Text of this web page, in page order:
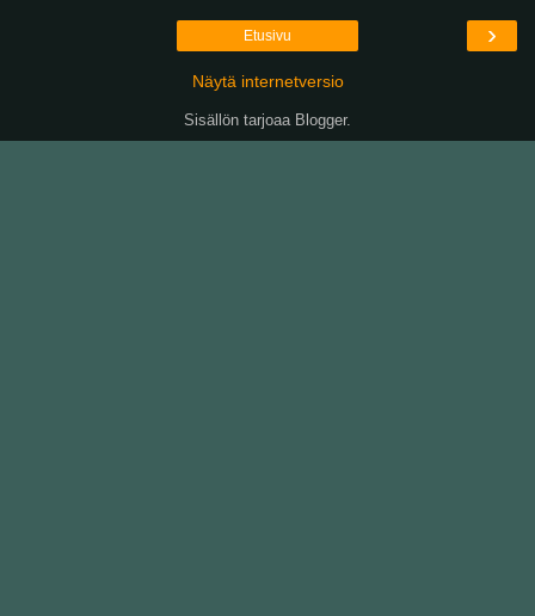
›
Etusivu
Näytä internetversio
Sisällön tarjoaa Blogger.